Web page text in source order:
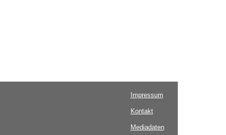
Impressum
Kontakt
Mediadaten